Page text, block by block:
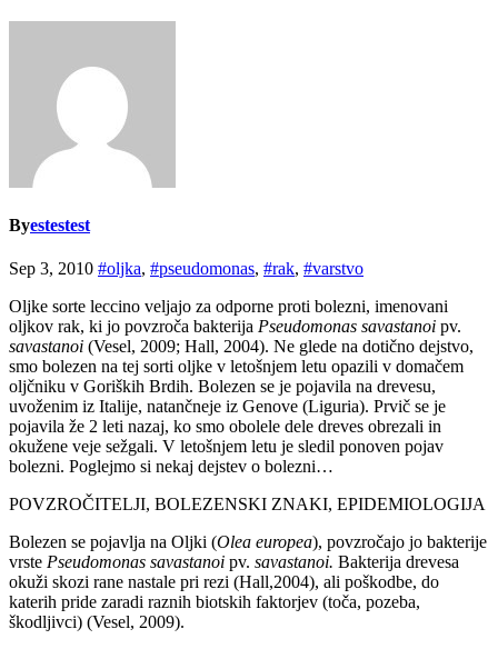
Byestestest
Sep 3, 2010 #oljka, #pseudomonas, #rak, #varstvo
Oljke sorte leccino veljajo za odporne proti bolezni, imenovani
oljkov rak, ki jo povzroča bakterija Pseudomonas savastanoi pv.
savastanoi (Vesel, 2009; Hall, 2004). Ne glede na dotično dejstvo,
smo bolezen na tej sorti oljke v letošnjem letu opazili v domačem
oljčniku v Goriških Brdih. Bolezen se je pojavila na drevesu,
uvoženim iz Italije, natančneje iz Genove (Liguria). Prvič se je
pojavila že 2 leti nazaj, ko smo obolele dele dreves obrezali in
okužene veje sežgali. V letošnjem letu je sledil ponoven pojav
bolezni. Poglejmo si nekaj dejstev o bolezni…
POVZROČITELJI, BOLEZENSKI ZNAKI, EPIDEMIOLOGIJA
Bolezen se pojavlja na Oljki (Olea europea), povzročajo jo bakterije
vrste Pseudomonas savastanoi pv. savastanoi. Bakterija drevesa
okuži skozi rane nastale pri rezi (Hall,2004), ali poškodbe, do
katerih pride zaradi raznih biotskih faktorjev (toča, pozeba,
škodljivci) (Vesel, 2009).